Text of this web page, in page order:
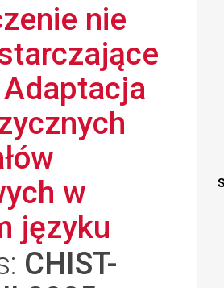
nie
w
języku
CHIST-